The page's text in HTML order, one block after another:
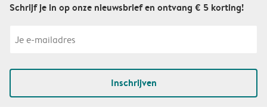
Schrijf je in op onze nieuwsbrief en ontvang € 5 korting!
Inschrijven